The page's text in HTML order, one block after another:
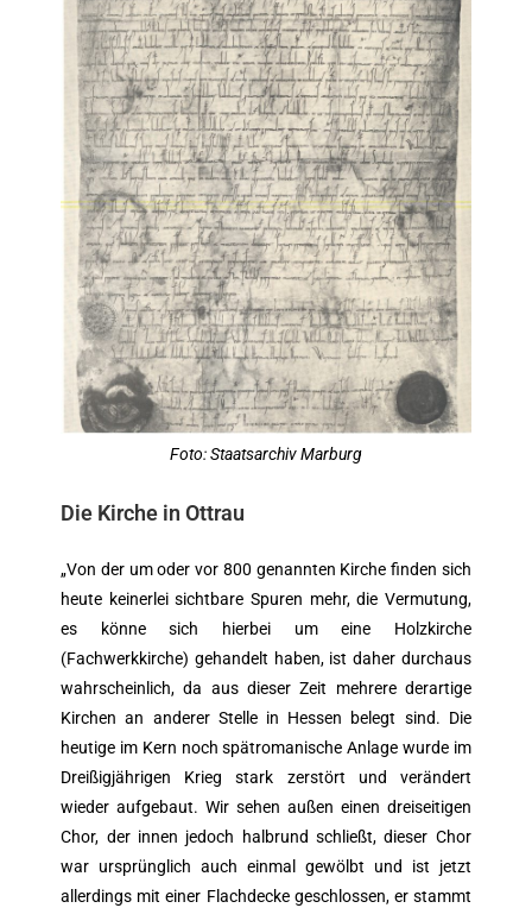
Foto: Staatsarchiv Marburg
Die Kirche in Ottrau
„Von der um oder vor 800 genannten Kirche finden sich
heute keinerlei sichtbare Spuren mehr, die Vermutung,
es könne sich hierbei um eine Holzkirche
(Fachwerkkirche) gehandelt haben, ist daher durchaus
wahrscheinlich, da aus dieser Zeit mehrere derartige
Kirchen an anderer Stelle in Hessen belegt sind. Die
heutige im Kern noch spätromanische Anlage wurde im
Dreißigjährigen Krieg stark zerstört und verändert
wieder aufgebaut. Wir sehen außen einen dreiseitigen
Chor, der innen jedoch halbrund schließt, dieser Chor
war ursprünglich auch einmal gewölbt und ist jetzt
allerdings mit einer Flachdecke geschlossen, er stammt